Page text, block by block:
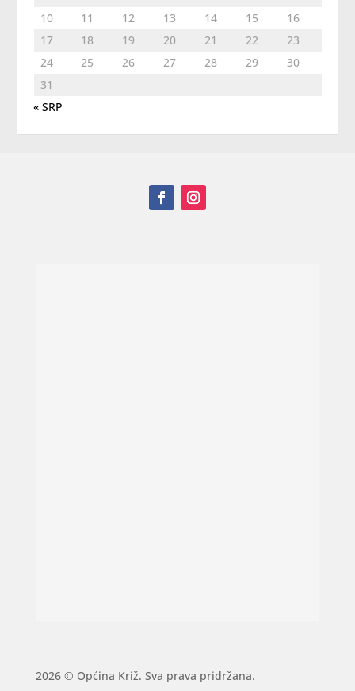
10
11 12 13 14 15
16
17
18 19 20 21 22
23
24
25 26 27 28 29
30
31
« SRP
2026 © Općina Križ. Sva prava pridržana.